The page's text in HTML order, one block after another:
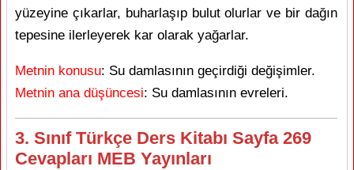
yüzeyine çıkarlar, buharlaşıp bulut olurlar ve bir dağın
tepesine ilerleyerek kar olarak yağarlar.
Metnin konusu: Su damlasının geçirdiği değişimler.
Metnin ana düşüncesi: Su damlasının evreleri.
3. Sınıf Türkçe Ders Kitabı Sayfa 269
Cevapları MEB Yayınları